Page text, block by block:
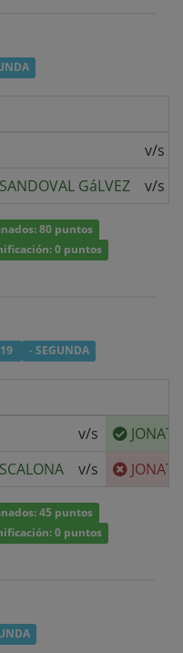
v/s
GáLVEZ v/s
80 puntos
0 puntos
- SEGUNDA
v/s
v/s
45 puntos
0 puntos